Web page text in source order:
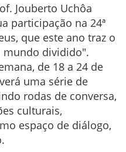
Jouberto Uchôa
participação na 24ª
que este ano traz o
mundo dividido".
de 18 a 24 de
uma série de
rodas de conversa,
culturais,
espaço de diálogo,